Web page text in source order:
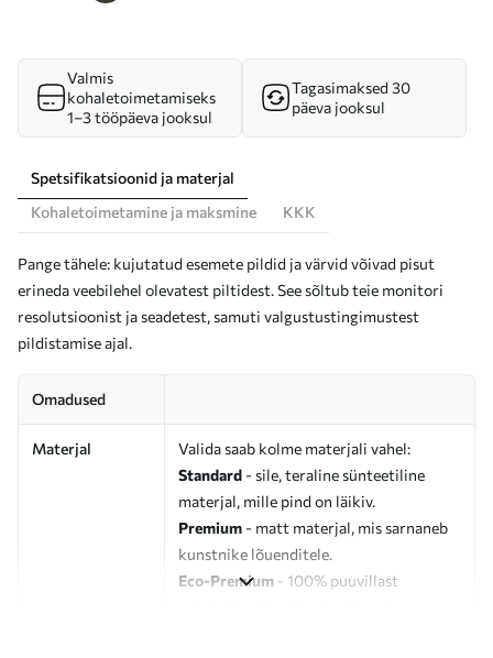
Valmis
kohaletoimetamiseks
1–3 tööpäeva jooksul
Tagasimaksed 30
päeva jooksul
Spetsifikatsioonid ja materjal
Kohaletoimetamine ja maksmine
KKK
Pange tähele: kujutatud esemete pildid ja värvid võivad pisut
erineda veebilehel olevatest piltidest. See sõltub teie monitori
resolutsioonist ja seadetest, samuti valgustustingimustest
pildistamise ajal.
Omadused
Materjal
Valida saab kolme materjali vahel:
Standard - sile, teraline sünteetiline
materjal, mille pind on läikiv.
Premium - matt materjal, mis sarnaneb
kunstnike lõuenditele.
Eco-Premium - 100% puuvillast